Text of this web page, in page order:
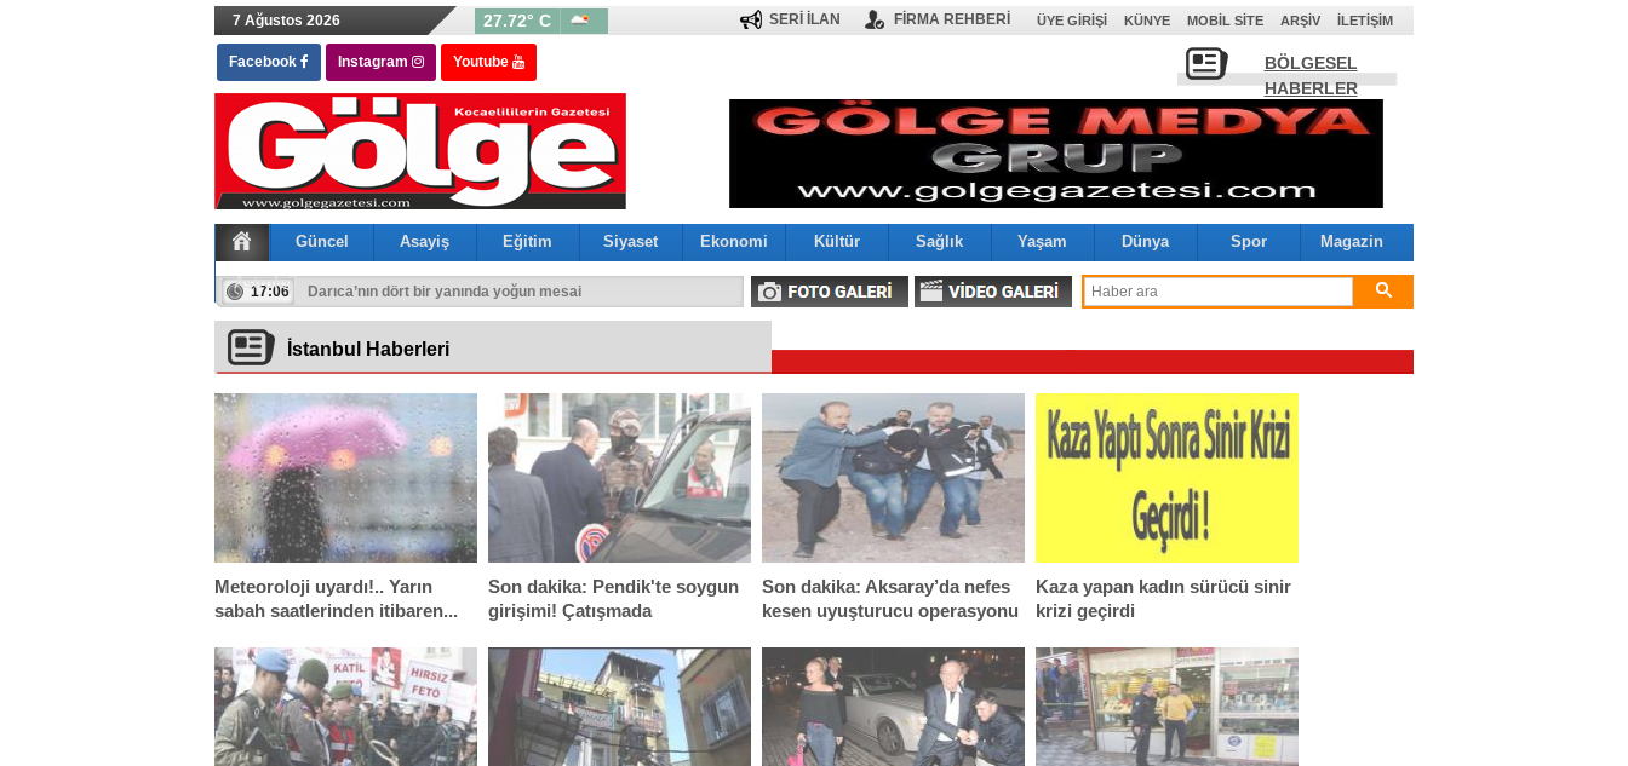
7 Ağustos 2026 27.72° C İLETIŞIM
ARŞIV
MOBIL SITE
KÜNYE
ÜYE GIRIŞI
FİRMA REHBERİ
SERİ İLAN
Facebook Instagram Youtube
BÖLGESEL
HABERLER
Güncel Asayiş Eğitim Siyaset Ekonomi Kültür Sağlık Yaşam Dünya Spor Magazin
Astroloji
17:06 Darıca’nın dört bir yanında yoğun mesai
16:01 Büyükgöz, Gebze’nin YKS Şampiyonlarını Ağırladı
İstanbul Haberleri
Meteoroloji uyardı!.. Yarın
sabah saatlerinden itibaren...
Son dakika: Pendik'te soygun
girişimi! Çatışmada
Son dakika: Aksaray’da nefes
kesen uyuşturucu operasyonu
Kaza yapan kadın sürücü sinir
krizi geçirdi